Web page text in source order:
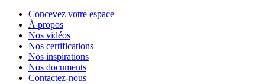
Concevez votre espace
À propos
Nos vidéos
Nos certifications
Nos inspirations
Nos documents
Contactez-nous